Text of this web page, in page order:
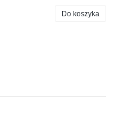
Do koszyka